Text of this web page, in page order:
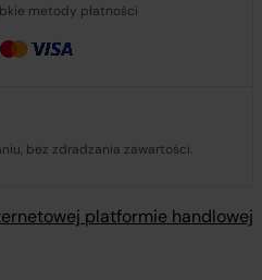
metody płatności
bez zdradzania zawartości.
platformie handlowej